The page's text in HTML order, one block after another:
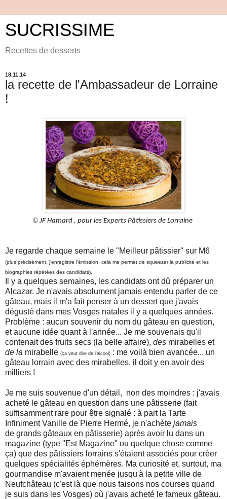
SUCRISSIME
Recettes de desserts
18.11.14
la recette de l'Ambassadeur de Lorraine
!
© JF Hamard , pour les Experts Pâtissiers de Lorraine
Je regarde chaque semaine le "Meilleur pâtissier" sur M6
(plus précisément, j'enregistre l'émission, cela me permet de squeezer la publicité et les
biographies répétées des candidats).
Il y a quelques semaines, les candidats ont dû préparer un
Alcazar. Je n'avais absolument jamais entendu parler de ce
gâteau, mais il m'a fait penser à un dessert que j'avais
dégusté dans mes Vosges natales il y a quelques années.
Problème : aucun souvenir du nom du gâteau en question,
et aucune idée quant à l'année... Je me souvenais qu'il
contenait des fruits secs (la belle affaire), des mirabelles et
de la mirabelle (ça veut dire de l'alcool) : me voilà bien avancée... un
gâteau lorrain avec des mirabelles, il doit y en avoir des
milliers !
Je me suis souvenue d'un détail, non des moindres : j'avais
acheté le gâteau en question dans une pâtisserie (fait
suffisamment rare pour être signalé : à part la Tarte
Infiniment Vanille de Pierre Hermé, je n'achète jamais
de grands gâteaux en pâtisserie) après avoir lu dans un
magazine (type "Est Magazine" ou quelque chose comme
ça) que des pâtissiers lorrains s'étaient associés pour créer
quelques spécialités éphémères. Ma curiosité et, surtout, ma
gourmandise m'avaient menée jusqu'à la petite ville de
Neufchâteau (c'est là que nous faisons nos courses quand
je suis dans les Vosges) où j'avais acheté le fameux gâteau.